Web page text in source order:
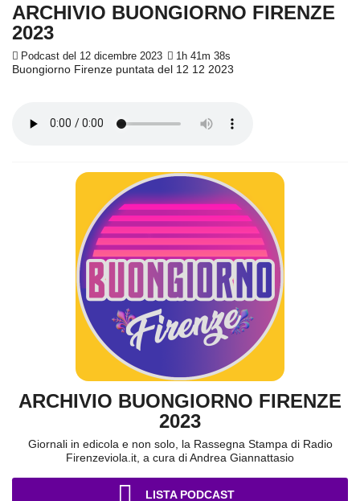
ARCHIVIO BUONGIORNO FIRENZE
2023
Podcast del 12 dicembre 2023 1h 41m 38s
Buongiorno Firenze puntata del 12 12 2023
ARCHIVIO BUONGIORNO FIRENZE
2023
Giornali in edicola e non solo, la Rassegna Stampa di Radio
Firenzeviola.it, a cura di Andrea Giannattasio
LISTA PODCAST